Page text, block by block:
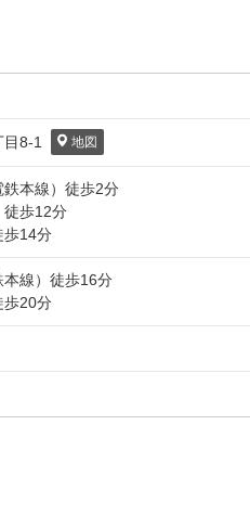
8-1 地図
鉄本線） 徒歩2分
徒歩12分
歩14分
本線） 徒歩16分
歩20分